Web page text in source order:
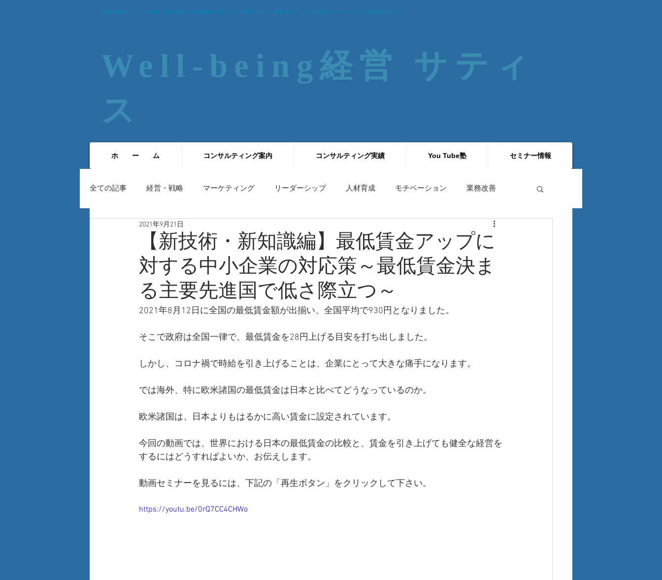
企業の業績向上、コスト削減、営業力強化など経営戦略に関することご相談ください｜経営者セミナー、中小企業コンサルティングの株式会社サティス
Well-being経営 サティ
ス​
ホ ー ム コンサルティング案内 コンサルティング実績 You Tube塾 セミナー情報
全ての記事 経営・戦略 マーケティング リーダーシップ 人材育成 モチベーション 業務改善
自己啓発
【新技術・新知識編】最低賃金アップに
対する中小企業の対応策～最低賃金決ま
る主要先進国で低さ際立つ～
2021年9月21日
2021年8月12日に全国の最低賃金額が出揃い、全国平均で930円となりました。
そこで政府は全国一律で、最低賃金を28円上げる目安を打ち出しました。
しかし、コロナ禍で時給を引き上げることは、企業にとって大きな痛手になります。
では海外、特に欧米諸国の最低賃金は日本と比べてどうなっているのか。
欧米諸国は、日本よりもはるかに高い賃金に設定されています。
今回の動画では、世界における日本の最低賃金の比較と、賃金を引き上げても健全な経営を
するにはどうすればよいか、お伝えします。
動画セミナーを見るには、下記の「再生ボタン」をクリックして下さい。
https://youtu.be/0rQ7CC4CHWo